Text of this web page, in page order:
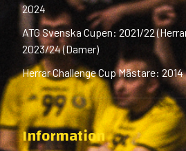
2024
ATG Svenska Cupen: 2021/22
2023/24 (Damer)
Herrar Challenge Cup Mästare: 2014
Information